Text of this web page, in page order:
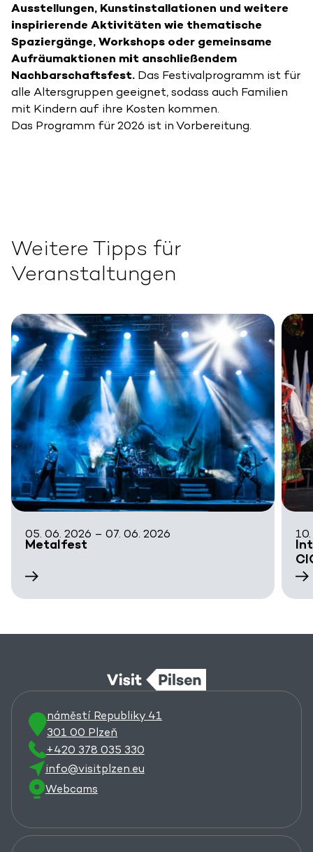
Ausstellungen, Kunstinstallationen und weitere
inspirierende Aktivitäten wie thematische
Spaziergänge, Workshops oder gemeinsame
Aufräumaktionen mit anschließendem
Nachbarschaftsfest. Das Festivalprogramm ist für
alle Altersgruppen geeignet, sodass auch Familien
mit Kindern auf ihre Kosten kommen.
Das Programm für 2026 ist in Vorbereitung.
Weitere Tipps für
Veranstaltungen
05. 06. 2026 – 07. 06. 2026
Metalfest
náměstí Republiky 41
301 00 Plzeň
+420 378 035 330
info@visitplzen.eu
Webcams